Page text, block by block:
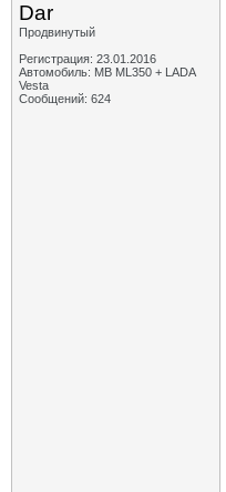
Dar
Продвинутый
Регистрация: 23.01.2016
Автомобиль: MB ML350 + LADA
Vesta
Сообщений: 624